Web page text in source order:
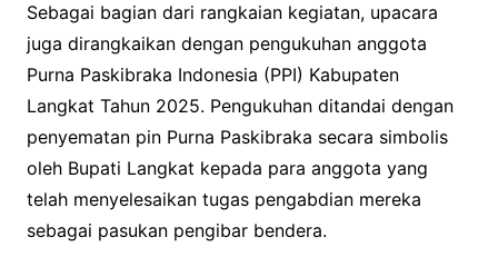
Sebagai bagian dari rangkaian kegiatan, upacara
juga dirangkaikan dengan pengukuhan anggota
Purna Paskibraka Indonesia (PPI) Kabupaten
Langkat Tahun 2025. Pengukuhan ditandai dengan
penyematan pin Purna Paskibraka secara simbolis
oleh Bupati Langkat kepada para anggota yang
telah menyelesaikan tugas pengabdian mereka
sebagai pasukan pengibar bendera.